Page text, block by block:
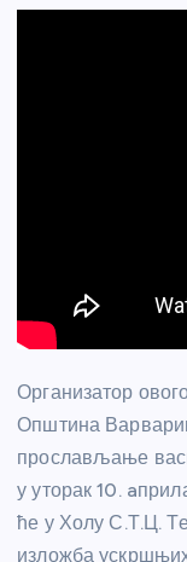
Организатор
Општина
прослављање
у уторак 10.
ће у Холу С.Т.Ц.
изложба ускршњих